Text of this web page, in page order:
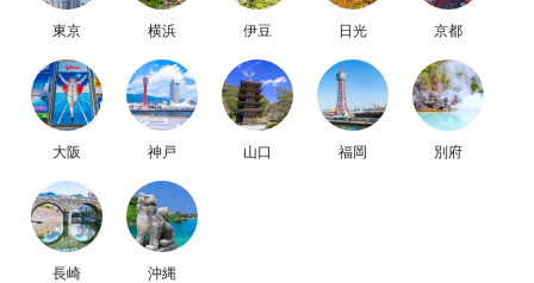
東京 横浜 伊豆 日光 京都
大阪 神戸 山口 福岡 別府
長崎 沖縄